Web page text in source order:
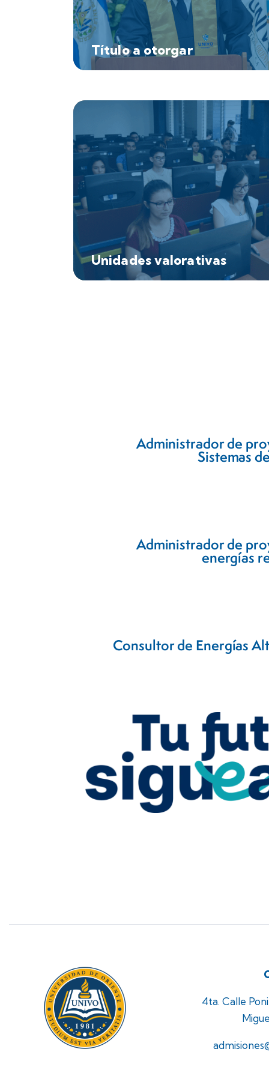
Título a otorgar
Unidades valorativas
Administrador de
Sistemas
Administrador de
energías
Consultor de Energías
4ta. Calle